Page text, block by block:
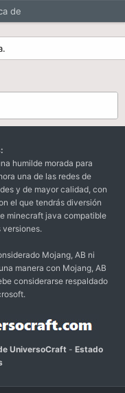
de
humilde morada para
una de las redes de
y de mayor calidad, con
el que tendrás diversión
minecraft java compatible
versiones.
Mojang, AB ni
manera con Mojang, AB
considerarse respaldado
UniversoCraft - Estado